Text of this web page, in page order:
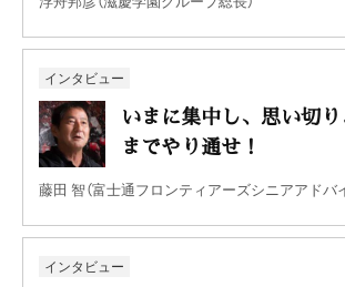
インタビュー
いまに集中し、思い切
までやり通せ！
藤田 智（富士通フロンティアーズシニアアドバ
インタビュー